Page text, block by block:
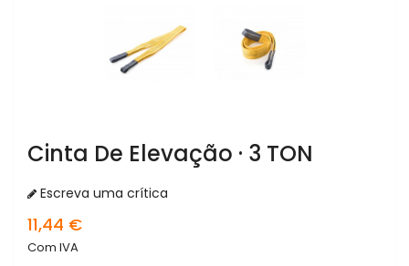
Cinta De Elevação · 3 TON
Escreva uma crítica
11,44 €
Com IVA